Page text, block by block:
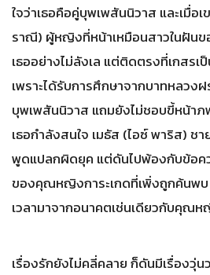
ใจว่าเธอคือคู่บุพเพสันนิวาส และเมื่อ
ราณี) ผู้หญิงที่หน้าเหมือนสาวในฝันข
เธออย่างไม่ลังเล แต่ติดตรงที่เกสร
เพราะได้รับการศึกษาจากบาทหลวงฝ
บุพเพสันนิวาส แถมยังไม่ชอบขี้หน้าภ
เธอกำลังสนใจ เมธัส (ไอซ์ พาริส) ช
พูดแปลกผิดยุค แต่ดันไปพ้องกับข้อค
ของคุณหญิงการะเกดที่เพิ่งถูกค้นพบ
เวลามาจากอนาคตเช่นเดียวกับคุณห
เรื่องรักยังไม่คลี่คลาย ก็ดันมีเรื่องวุ่น